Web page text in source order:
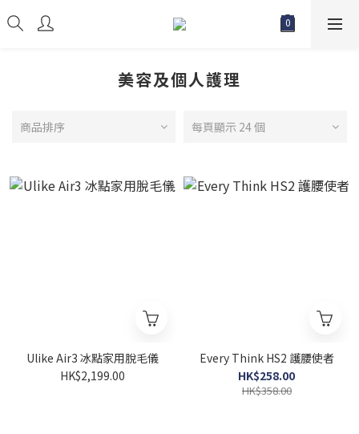
美容及個人護理
商品排序 每頁顯示 24 個
Ulike Air3 冰點家用脫毛儀
HK$2,199.00
Every Think HS2 護腰使者
HK$258.00
HK$358.00